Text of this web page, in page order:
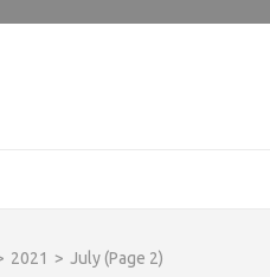
2021 > July(Page 2)